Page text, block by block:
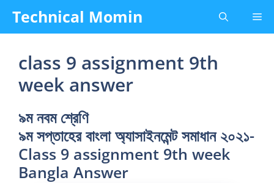
content
Technical Momin
class 9 assignment 9th
week answer
৯ম নবম শ্রেণি
৯ম সপ্তাহের বাংলা অ্যাসাইনমেন্ট সমাধান ২০২১-
Class 9 assignment 9th week
Bangla Answer